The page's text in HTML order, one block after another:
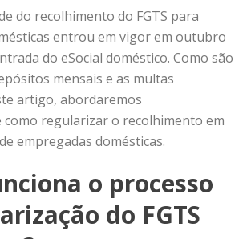
do recolhimento do FGTS para
entrou em vigor em outubro
do eSocial doméstico. Como são
mensais e as multas
artigo, abordaremos
como regularizar o recolhimento em
empregadas domésticas.
o processo
do FGTS